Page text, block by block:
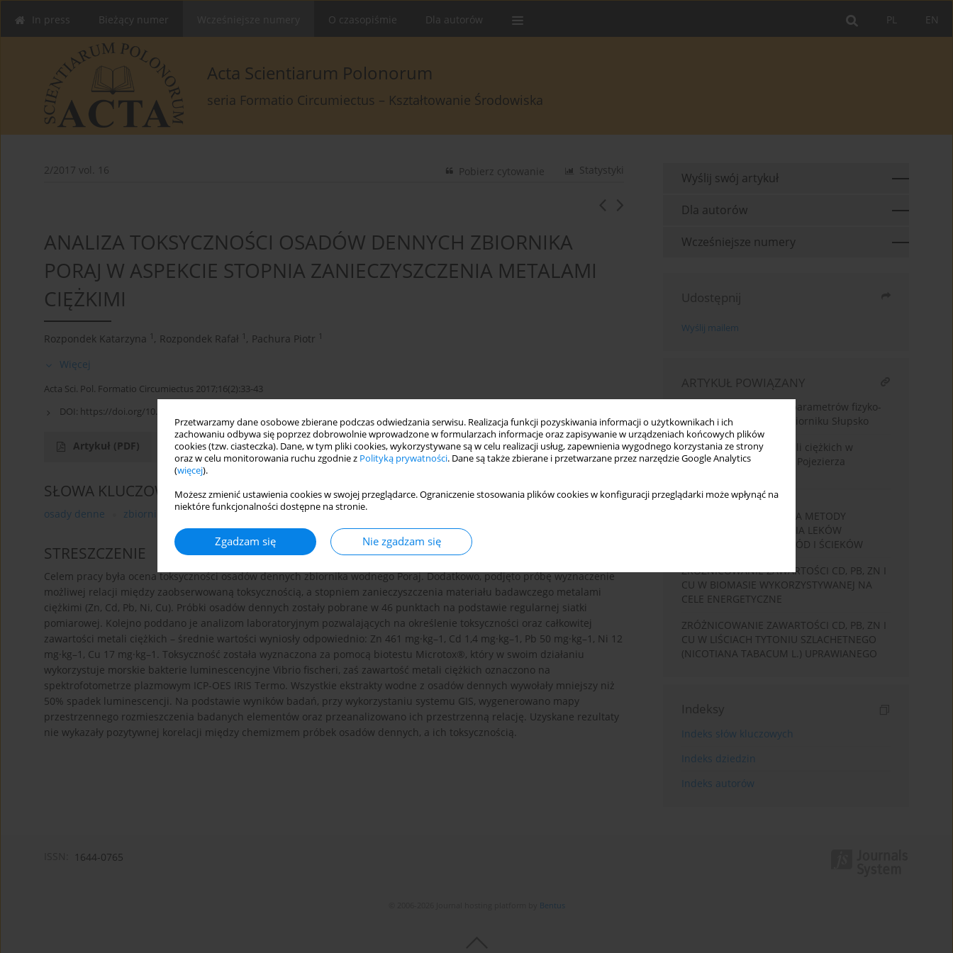
Przetwarzamy dane osobowe zbierane podczas odwiedzania serwisu. Realizacja funkcji pozyskiwania informacji o użytkownikach i ich
zachowaniu odbywa się poprzez dobrowolnie wprowadzone w formularzach informacje oraz zapisywanie w urządzeniach końcowych plików
cookies (tzw. ciasteczka). Dane, w tym pliki cookies, wykorzystywane są w celu realizacji usług, zapewnienia wygodnego korzystania ze strony
oraz w celu monitorowania ruchu zgodnie z Polityką prywatności. Dane są także zbierane i przetwarzane przez narzędzie Google Analytics
(więcej).
Możesz zmienić ustawienia cookies w swojej przeglądarce. Ograniczenie stosowania plików cookies w konfiguracji przeglądarki może wpłynąć na
niektóre funkcjonalności dostępne na stronie.
Zgadzam się Nie zgadzam się
EN
PL
In press Bieżący numer O czasopiśmie Dla autorów
Acta Scientiarum Polonorum
seria Formatio Circumiectus – Kształtowanie Środowiska
2/2017 vol. 16 Statystyki
Pobierz cytowanie
ANALIZA TOKSYCZNOŚCI OSADÓW DENNYCH ZBIORNIKA
PORAJ W ASPEKCIE STOPNIA ZANIECZYSZCZENIA METALAMI
CIĘŻKIMI
Rozpondek Katarzyna 1 , Rozpondek Rafał 1 , Pachura Piotr 1
Więcej
Acta Sci. Pol. Formatio Circumiectus 2017;16(2):33-43
DOI: https://doi.org/10.15576/ASP.FC/2017.16.2.33
Artykuł (PDF)
SŁOWA KLUCZOWE
osady denne zbiornik zaporowy toksyczność metale ciężkie
STRESZCZENIE
Celem pracy była ocena toksyczności osadów dennych zbiornika wodnego Poraj. Dodatkowo, podjęto próbę wyznaczenie
możliwej relacji między zaobserwowaną toksycznością, a stopniem zanieczyszczenia materiału badawczego metalami
ciężkimi (Zn, Cd, Pb, Ni, Cu). Próbki osadów dennych zostały pobrane w 46 punktach na podstawie regularnej siatki
pomiarowej. Kolejno poddano je analizom laboratoryjnym pozwalających na określenie toksyczności oraz całkowitej
zawartości metali ciężkich – średnie wartości wyniosły odpowiednio: Zn 461 mg·kg–1, Cd 1,4 mg·kg–1, Pb 50 mg·kg–1, Ni 12
mg·kg–1, Cu 17 mg·kg–1. Toksyczność została wyznaczona za pomocą biotestu Microtox®, który w swoim działaniu
wykorzystuje morskie bakterie luminescencyjne Vibrio fischeri, zaś zawartość metali ciężkich oznaczono na
spektrofotometrze plazmowym ICP-OES IRIS Termo. Wszystkie ekstrakty wodne z osadów dennych wywołały mniejszy niż
50% spadek luminescencji. Na podstawie wyników badań, przy wykorzystaniu systemu GIS, wygenerowano mapy
przestrzennego rozmieszczenia badanych elementów oraz przeanalizowano ich przestrzenną relację. Uzyskane rezultaty
nie wykazały pozytywnej korelacji między chemizmem próbek osadów dennych, a ich toksycznością.
Wyślij swój artykuł
Dla autorów
Wcześniejsze numery
Udostępnij
Wyślij mailem
ARTYKUŁ POWIĄZANY
Zmienność wybranych parametrów fizyko-
chemicznych wody w zbiorniku Słupsko
Analiza zawartości metali ciężkich w
osadach dennych jezior Pojezierza
WPŁYW WŁAŚCIWOŚCI
FIZYKOCHEMICZNYCH NA METODY
INAKTYWACJI I USUWANIA LEKÓW
CYTOSTATYCZNYCH Z WÓD I ŚCIEKÓW
ZRÓŻNICOWANIE ZAWARTOŚCI CD, PB, ZN I
CU W BIOMASIE WYKORZYSTYWANEJ NA
CELE ENERGETYCZNE
ZRÓŻNICOWANIE ZAWARTOŚCI CD, PB, ZN I
CU W LIŚCIACH TYTONIU SZLACHETNEGO
(NICOTIANA TABACUM L.) UPRAWIANEGO
Indeksy
Indeks słów kluczowych
Indeks dziedzin
Indeks autorów
1644-0765
Bentus